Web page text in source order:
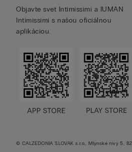
Objavte svet Intimissimi a IUMAN
Intimissimi s našou oficiálnou
aplikáciou.
© CALZEDONIA SLOVAK s.r.o., Mlynské nivy 5,